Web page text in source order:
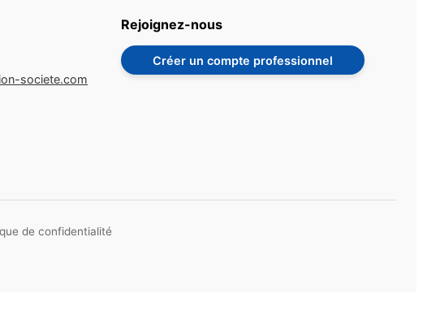
societe.com
Rejoignez-nous
Créer un compte professionnel
de confidentialité